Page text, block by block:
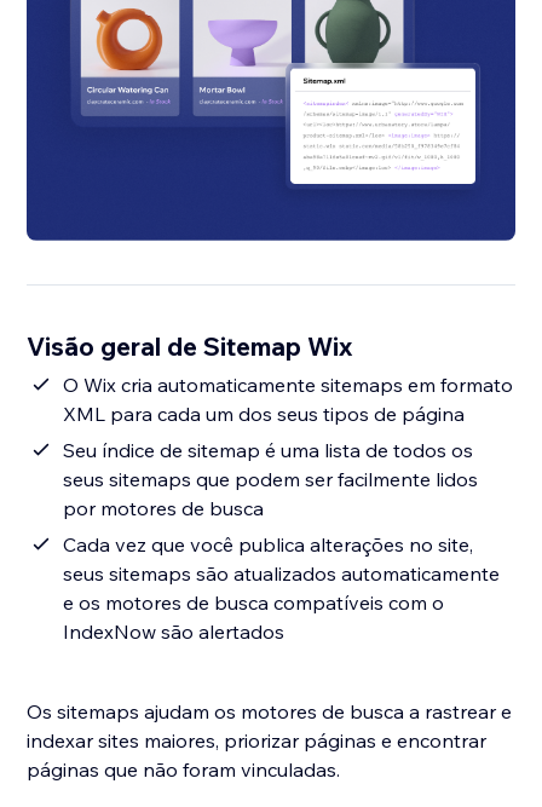
Visão geral de Sitemap Wix
O Wix cria automaticamente sitemaps em formato
XML para cada um dos seus tipos de página
Seu índice de sitemap é uma lista de todos os
seus sitemaps que podem ser facilmente lidos
por motores de busca
Cada vez que você publica alterações no site,
seus sitemaps são atualizados automaticamente
e os motores de busca compatíveis com o
IndexNow são alertados
Os sitemaps ajudam os motores de busca a rastrear e
indexar sites maiores, priorizar páginas e encontrar
páginas que não foram vinculadas.